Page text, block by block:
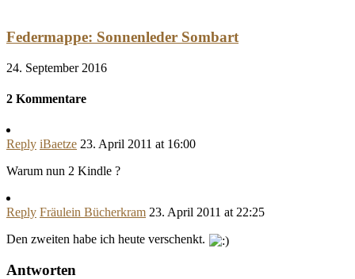
Federmappe: Sonnenleder Sombart
24. September 2016
2 Kommentare
Reply iBaetze 23. April 2011 at 16:00
Warum nun 2 Kindle ?
Reply Fräulein Bücherkram 23. April 2011 at 22:25
Den zweiten habe ich heute verschenkt.
Antworten